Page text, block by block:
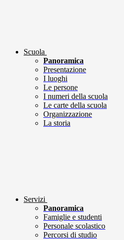
Scuola
Panoramica
Presentazione
I luoghi
Le persone
I numeri della scuola
Le carte della scuola
Organizzazione
La storia
Servizi
Panoramica
Famiglie e studenti
Personale scolastico
Percorsi di studio